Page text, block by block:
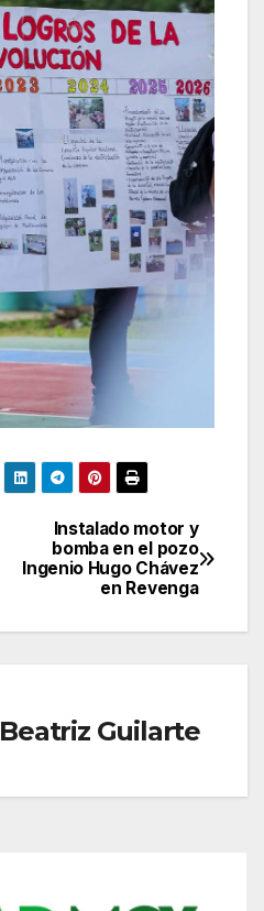
Instalado motor y
bomba en el pozo
Ingenio Hugo Chávez
en Revenga
Beatriz Guilarte